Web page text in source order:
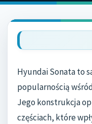
Hyundai Sonata to
popularnością
Jego konstrukcja
częściach, które